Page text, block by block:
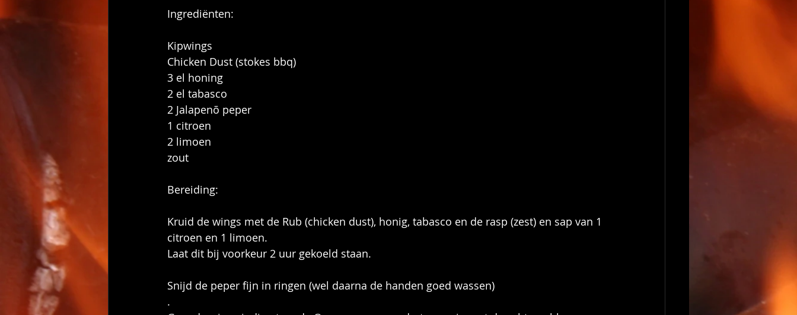
Ingrediënten:
Kipwings
Chicken Dust (stokes bbq)
3 el honing
2 el tabasco
2 Jalapenõ peper
1 citroen
2 limoen
zout
Bereiding:
Kruid de wings met de Rub (chicken dust), honig, tabasco en de rasp (zest) en sap van 1
citroen en 1 limoen.
Laat dit bij voorkeur 2 uur gekoeld staan.
Snijd de peper fijn in ringen (wel daarna de handen goed wassen)
.